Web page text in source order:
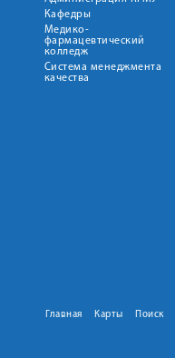
Кафедры
Медико-
фармацевтический
колледж
Система менеджмента
качества
Главная Карты Поиск